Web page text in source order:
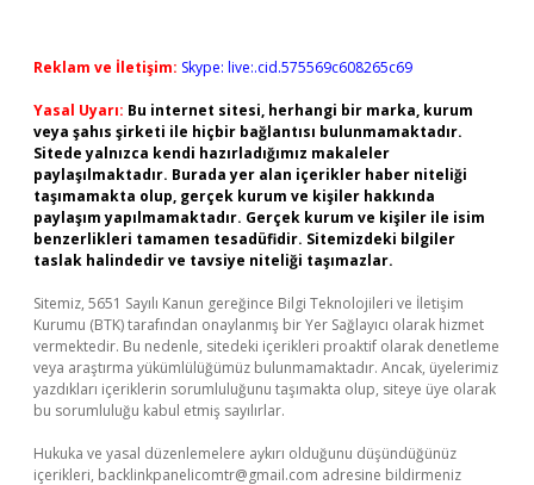
Reklam ve İletişim: Skype: live:.cid.575569c608265c69
Yasal Uyarı: Bu internet sitesi, herhangi bir marka, kurum
veya şahıs şirketi ile hiçbir bağlantısı bulunmamaktadır.
Sitede yalnızca kendi hazırladığımız makaleler
paylaşılmaktadır. Burada yer alan içerikler haber niteliği
taşımamakta olup, gerçek kurum ve kişiler hakkında
paylaşım yapılmamaktadır. Gerçek kurum ve kişiler ile isim
benzerlikleri tamamen tesadüfidir. Sitemizdeki bilgiler
taslak halindedir ve tavsiye niteliği taşımazlar.
Sitemiz, 5651 Sayılı Kanun gereğince Bilgi Teknolojileri ve İletişim
Kurumu (BTK) tarafından onaylanmış bir Yer Sağlayıcı olarak hizmet
vermektedir. Bu nedenle, sitedeki içerikleri proaktif olarak denetleme
veya araştırma yükümlülüğümüz bulunmamaktadır. Ancak, üyelerimiz
yazdıkları içeriklerin sorumluluğunu taşımakta olup, siteye üye olarak
bu sorumluluğu kabul etmiş sayılırlar.
Hukuka ve yasal düzenlemelere aykırı olduğunu düşündüğünüz
içerikleri, backlinkpanelicomtr@gmail.com adresine bildirmeniz